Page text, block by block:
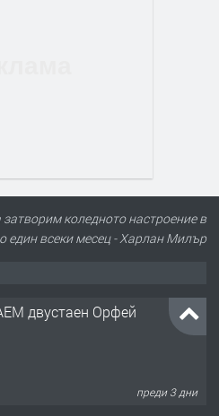
коледното настроение в
един всеки месец - Харлан Милър
двустаен Орфей
преди 3 дни